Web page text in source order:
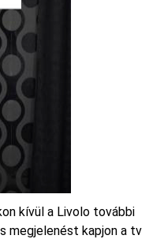
kívül a Livolo további
megjelenést kapjon a tv